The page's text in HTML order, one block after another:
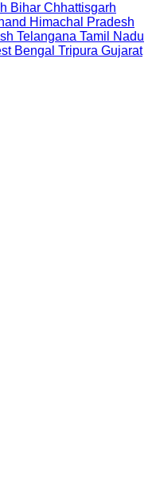
Bihar Chhattisgarh
Himachal Pradesh
Telangana Tamil Nadu
Bengal Tripura Gujarat